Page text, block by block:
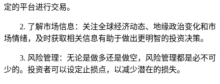
定的平台进行交易。
2. 了解市场信息：关注全球经济动态、地缘政治变化和市
场情绪，及时获取相关信息有助于做出更明智的投资决策。
3. 风险管理：无论是做多还是做空，风险管理都是必不可
少的。投资者可以设定止损点，以减少潜在的损失。